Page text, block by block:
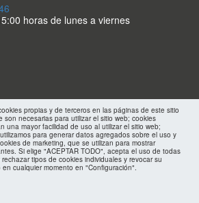
propias y de terceros en las páginas de este sitio
son necesarias para utilizar el sitio web; cookies
una mayor facilidad de uso al utilizar el sitio web;
para generar datos agregados sobre el uso y
de marketing, que se utilizan para mostrar
Si elige "ACEPTAR TODO", acepta el uso de todas
tipos de cookies individuales y revocar su
cualquier momento en "Configuración".
horas de lunes a viernes